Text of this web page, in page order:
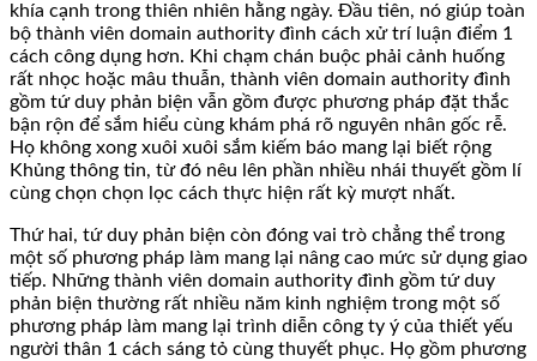
khía cạnh trong thiên nhiên hằng ngày. Đầu tiên, nó giúp toàn
bộ thành viên domain authority đình cách xử trí luận điểm 1
cách công dụng hơn. Khi chạm chán buộc phải cảnh huống
rất nhọc hoặc mâu thuẫn, thành viên domain authority đình
gồm tứ duy phản biện vẫn gồm được phương pháp đặt thắc
bận rộn để sắm hiểu cùng khám phá rõ nguyên nhân gốc rễ.
Họ không xong xuôi xuôi sắm kiếm báo mang lại biết rộng
Khủng thông tin, từ đó nêu lên phần nhiều nhái thuyết gồm lí
cùng chọn chọn lọc cách thực hiện rất kỳ mượt nhất.
Thứ hai, tứ duy phản biện còn đóng vai trò chẳng thể trong
một số phương pháp làm mang lại nâng cao mức sử dụng giao
tiếp. Những thành viên domain authority đình gồm tứ duy
phản biện thường rất nhiều năm kinh nghiệm trong một số
phương pháp làm mang lại trình diễn công ty ý của thiết yếu
người thân 1 cách sáng tỏ cùng thuyết phục. Họ gồm phương